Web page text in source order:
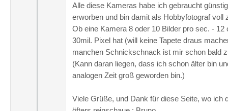
Alle diese Kameras habe ich gebraucht günstig
erworben und bin damit als Hobbyfotograf voll
Ob eine Kamera 8 oder 10 Bilder pro sec. - 12
30mil. Pixel hat (will keine Tapete draus
manchen Schnickschnack ist mir schon bald
(Kann daran liegen, dass ich schon älter bin
analogen Zeit groß geworden bin.)
Viele Grüße, und Dank für diese Seite, wo ich